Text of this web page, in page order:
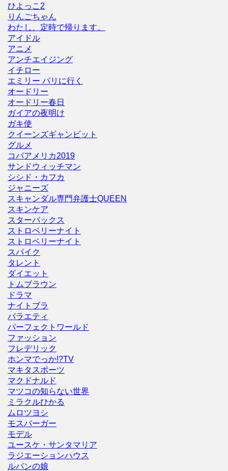
ひよっこ2
りんごちゃん
わたし、定時で帰ります。
アイドル
アニメ
アンチエイジング
イチロー
エミリー パリに行く
オードリー
オードリー春日
ガイアの夜明け
ガキ使
クイーンズギャンビット
グルメ
コパアメリカ2019
サンドウィッチマン
シシド・カフカ
ジャニーズ
スキャンダル専門弁護士QUEEN
スキンケア
スターバックス
ストロベリーナイト
ストロベリーナイト
スパイク
タレント
ダイエット
トムブラウン
ドラマ
ナイトブラ
バラエティ
パーフェクトワールド
ファッション
フレデリック
ホンマでっか!?TV
マキタスポーツ
マクドナルド
マツコの知らない世界
ミラクルひかる
ムロツヨシ
モスバーガー
モデル
ユースケ・サンタマリア
ラジエーションハウス
ルパンの娘